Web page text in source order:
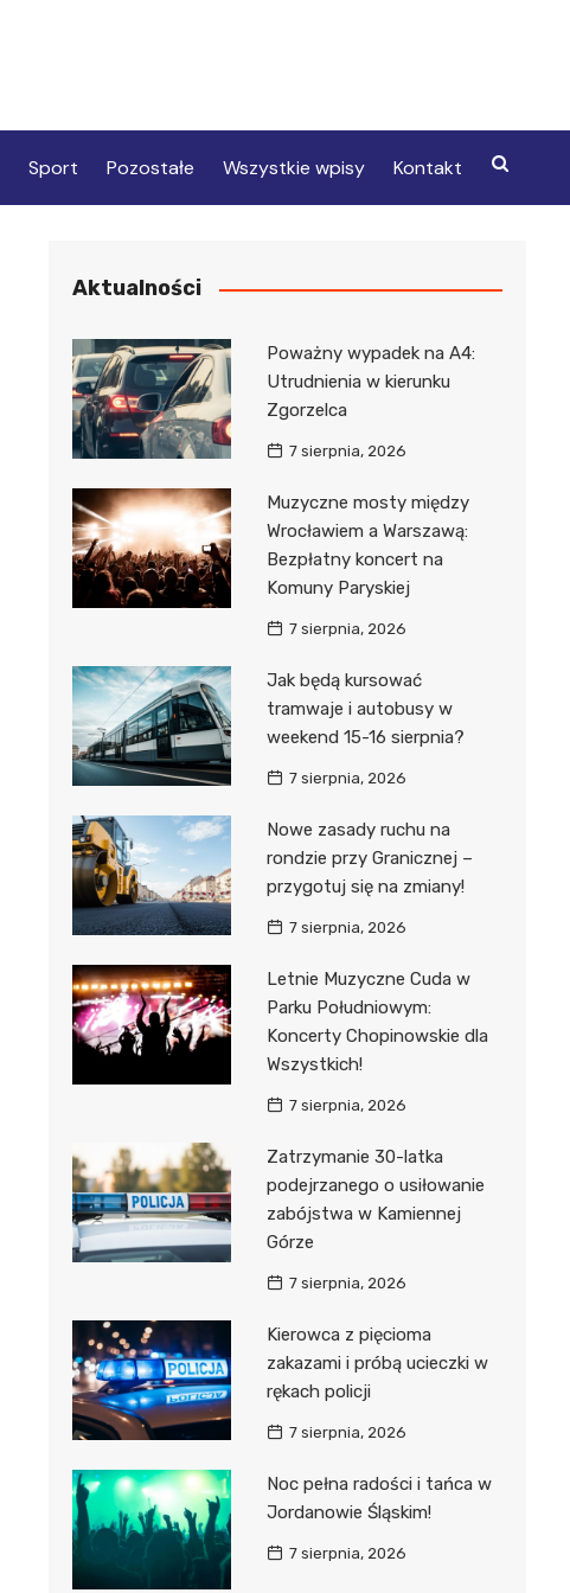
Sport Pozostałe Wszystkie wpisy Kontakt
Aktualności
Poważny wypadek na A4:
Utrudnienia w kierunku
Zgorzelca
7 sierpnia, 2026
Muzyczne mosty między
Wrocławiem a Warszawą:
Bezpłatny koncert na
Komuny Paryskiej
7 sierpnia, 2026
Jak będą kursować
tramwaje i autobusy w
weekend 15-16 sierpnia?
7 sierpnia, 2026
Nowe zasady ruchu na
rondzie przy Granicznej –
przygotuj się na zmiany!
7 sierpnia, 2026
Letnie Muzyczne Cuda w
Parku Południowym:
Koncerty Chopinowskie dla
Wszystkich!
7 sierpnia, 2026
Zatrzymanie 30-latka
podejrzanego o usiłowanie
zabójstwa w Kamiennej
Górze
7 sierpnia, 2026
Kierowca z pięcioma
zakazami i próbą ucieczki w
rękach policji
7 sierpnia, 2026
Noc pełna radości i tańca w
Jordanowie Śląskim!
7 sierpnia, 2026